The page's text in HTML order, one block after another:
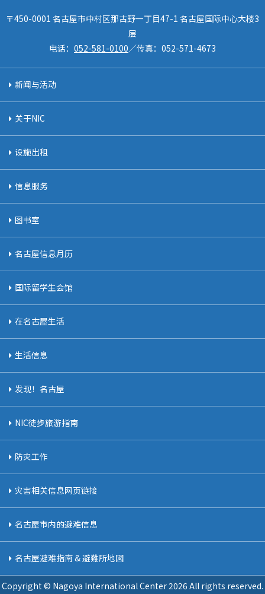
〒450-0001 名古屋市中村区那古野一丁目47-1 名古屋国际中心大楼3
层
电话： 052-581-0100／传真： 052-571-4673
新闻与活动
关于NIC
设施出租
信息服务
图书室
名古屋信息月历
国际留学生会馆
在名古屋生活
生活信息
发现！名古屋
NIC徒步旅游指南
防灾工作
灾害相关信息网页链接
名古屋市内的避难信息
名古屋避难指南 & 避難所地図
Copyright © Nagoya International Center2026 All rights reserved.